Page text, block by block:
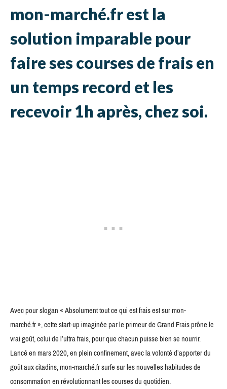
mon-marché.fr est la
solution imparable pour
faire ses courses de frais en
un temps record et les
recevoir 1h après, chez soi.
Avec pour slogan « Absolument tout ce qui est frais est sur mon-
marché.fr », cette start-up imaginée par le primeur de Grand Frais prône le
vrai goût, celui de l’ultra frais, pour que chacun puisse bien se nourrir.
Lancé en mars 2020, en plein confinement, avec la volonté d’apporter du
goût aux citadins, mon-marché.fr surfe sur les nouvelles habitudes de
consommation en révolutionnant les courses du quotidien.